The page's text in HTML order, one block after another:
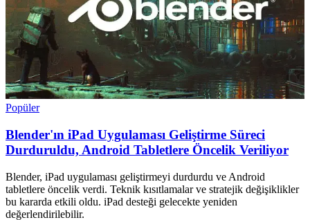
Popüler
Blender'ın iPad Uygulaması Geliştirme Süreci
Durduruldu, Android Tabletlere Öncelik Veriliyor
Blender, iPad uygulaması geliştirmeyi durdurdu ve Android
tabletlere öncelik verdi. Teknik kısıtlamalar ve stratejik değişiklikler
bu kararda etkili oldu. iPad desteği gelecekte yeniden
değerlendirilebilir.